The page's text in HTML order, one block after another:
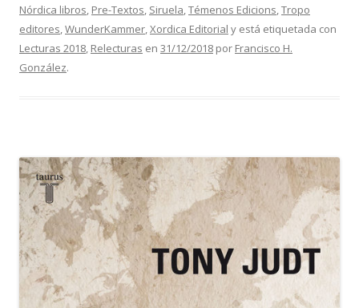
Nórdica libros, Pre-Textos, Siruela,Témenos Edicions,Tropo
editores,WunderKammer,Xordica Editorial y está etiquetada con
Lecturas 2018, Relecturas en 31/12/2018 por Francisco H.
González.